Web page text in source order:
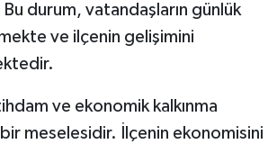
durum, vatandaşların günlük
ve ilçenin gelişimini
ve ekonomik kalkınma
meselesidir. İlçenin ekonomisini